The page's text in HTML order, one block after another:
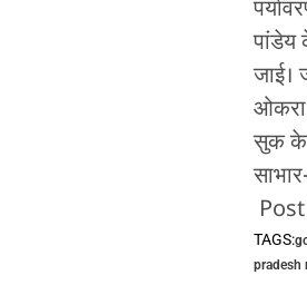
पांडेय
जाई।
ओकरा
सुक
TAGS:
pradesh